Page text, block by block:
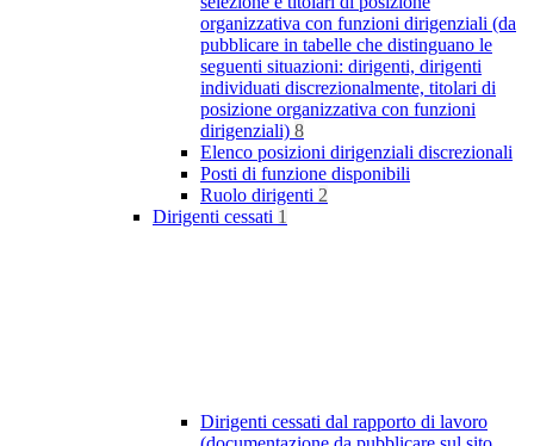
organizzativa con funzioni dirigenziali (da
pubblicare in tabelle che distinguano le
seguenti situazioni: dirigenti, dirigenti
individuati discrezionalmente, titolari di
posizione organizzativa con funzioni
dirigenziali) 8
Elenco posizioni dirigenziali discrezionali
Posti di funzione disponibili
Ruolo dirigenti 2
Dirigenti cessati 1
Dirigenti cessati dal rapporto di lavoro